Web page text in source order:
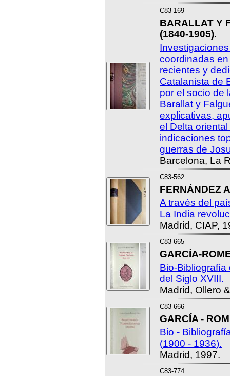
C83-169
BARALLAT Y
(1840-1905).
coordinadas
recientes y
Catalanista de
por el socio de
Barallat y
explicativas,
el Delta
indicaciones
guerras de
Barcelona, La
C83-562
FERNÁNDEZ
A través del
La India
Madrid, CIAP,
C83-665
GARCÍA-
Bio-
del Siglo XVIII.
Madrid, Ollero
C83-666
GARCÍA -
Bio -
(1900 - 1936).
Madrid, 1997.
C83-774